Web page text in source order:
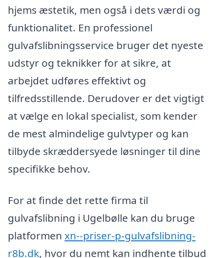
hjems æstetik, men også i dets værdi og
funktionalitet. En professionel
gulvafslibningsservice bruger det nyeste
udstyr og teknikker for at sikre, at
arbejdet udføres effektivt og
tilfredsstillende. Derudover er det vigtigt
at vælge en lokal specialist, som kender
de mest almindelige gulvtyper og kan
tilbyde skræddersyede løsninger til dine
specifikke behov.
For at finde det rette firma til
gulvafslibning i Ugelbølle kan du bruge
platformen xn--priser-p-gulvafslibning-
r8b.dk, hvor du nemt kan indhente tilbud